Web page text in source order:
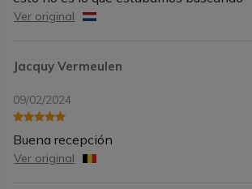
Ver original
Jacquy Vermeulen
09/02/2024
Buena recepción
Ver original